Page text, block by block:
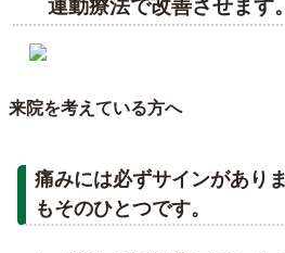
運動療法で改善させます。
来院を考えている方へ
痛みには必ずサインがあり
もそのひとつです。